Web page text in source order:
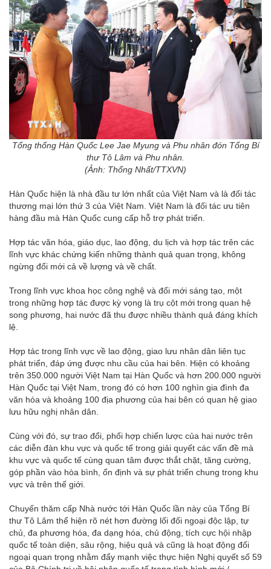
Tổng thống Hàn Quốc Lee Jae Myung và Phu nhân đón Tổng Bí
thư Tô Lâm và Phu nhân.
(Ảnh: Thống Nhất/TTXVN)
Hàn Quốc hiện là nhà đầu tư lớn nhất của Việt Nam và là đối tác
thương mại lớn thứ 3 của Việt Nam. Việt Nam là đối tác ưu tiên
hàng đầu mà Hàn Quốc cung cấp hỗ trợ phát triển.
Hợp tác văn hóa, giáo dục, lao động, du lịch và hợp tác trên các
lĩnh vực khác chứng kiến những thành quả quan trọng, không
ngừng đổi mới cả về lượng và về chất.
Trong lĩnh vực khoa học công nghệ và đổi mới sáng tạo, một
trong những hợp tác được kỳ vọng là trụ cột mới trong quan hệ
song phương, hai nước đã thu được nhiều thành quả đáng khích
lệ.
Hợp tác trong lĩnh vực về lao động, giao lưu nhân dân liên tục
phát triển, đáp ứng được nhu cầu của hai bên. Hiện có khoảng
trên 350.000 người Việt Nam tại Hàn Quốc và hơn 200.000 người
Hàn Quốc tại Việt Nam, trong đó có hơn 100 nghìn gia đình đa
văn hóa và khoảng 100 địa phương của hai bên có quan hệ giao
lưu hữu nghị nhân dân.
Cùng với đó, sự trao đổi, phối hợp chiến lược của hai nước trên
các diễn đàn khu vực và quốc tế trong giải quyết các vấn đề mà
khu vực và quốc tế cùng quan tâm được thắt chặt, tăng cường,
góp phần vào hòa bình, ổn định và sự phát triển chung trong khu
vực và trên thế giới.
Chuyến thăm cấp Nhà nước tới Hàn Quốc lần này của Tổng Bí
thư Tô Lâm thể hiện rõ nét hơn đường lối đối ngoại độc lập, tự
chủ, đa phương hóa, đa dạng hóa, chủ động, tích cực hội nhập
quốc tế toàn diện, sâu rộng, hiệu quả và cũng là hoạt động đối
ngoại quan trọng nhằm đẩy mạnh việc thực hiện Nghị quyết số 59